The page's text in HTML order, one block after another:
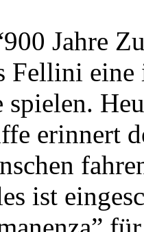
Jahre
Fellini
spielen.
erinnert
ist